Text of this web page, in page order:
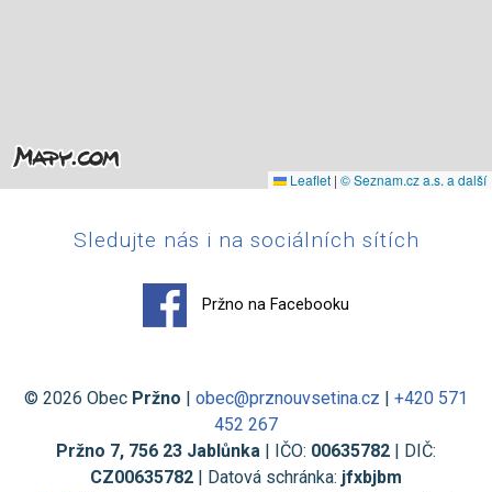
Leaflet | © Seznam.cz a.s. a další
Sledujte nás i na sociálních sítích
Pržno na Facebooku
© 2026 Obec Pržno obec@prznouvsetina.cz
+420 571
452 267
Pržno 7, 756 23 Jablůnka | IČO: 00635782 | DIČ:
CZ00635782 | Datová schránka: jfxbjbm